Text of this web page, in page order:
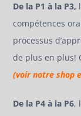
De la P1 à la P3,
compétences
processus
de plus en plus!
(voir notre shop
De la P4 à la P6,